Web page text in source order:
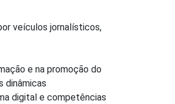
veículos jornalísticos,
e na promoção do
dinâmicas
digital e competências